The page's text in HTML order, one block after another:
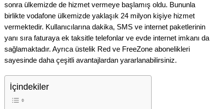
sonra ülkemizde de hizmet vermeye başlamış oldu. Bununla
birlikte vodafone ülkemizde yaklaşık 24 milyon kişiye hizmet
vermektedir. Kullanıcılarına dakika, SMS ve internet paketlerinin
yanı sıra faturaya ek taksitle telefonlar ve evde internet imkanı da
sağlamaktadır. Ayrıca üstelik Red ve FreeZone abonelikleri
sayesinde daha çeşitli avantajlardan yararlanabilirsiniz.
İçindekiler